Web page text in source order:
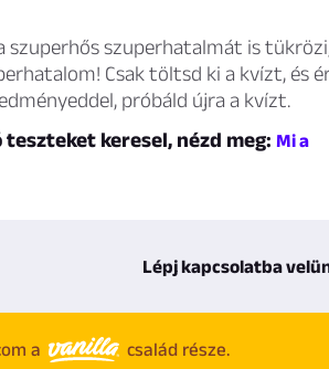
szuperhős szuperhatalmát is
Csak töltsd ki a kvízt, és
próbáld újra a kvízt.
keresel, nézd meg: Mi a
Lépj kapcsolatba
a család része.